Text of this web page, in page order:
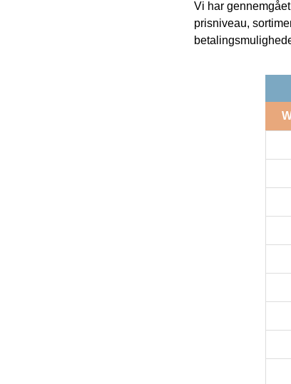
Vi har
prisniveau,